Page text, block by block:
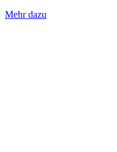
Mehr dazu